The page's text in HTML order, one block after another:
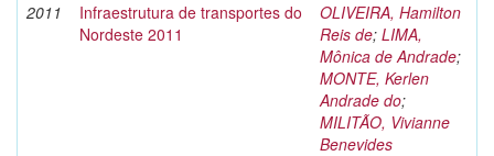
2011
Infraestrutura de transportes do
Nordeste 2011
OLIVEIRA, Hamilton
Reis de; LIMA,
Mônica de Andrade;
MONTE, Kerlen
Andrade do;
MILITÃO, Vivianne
Benevides